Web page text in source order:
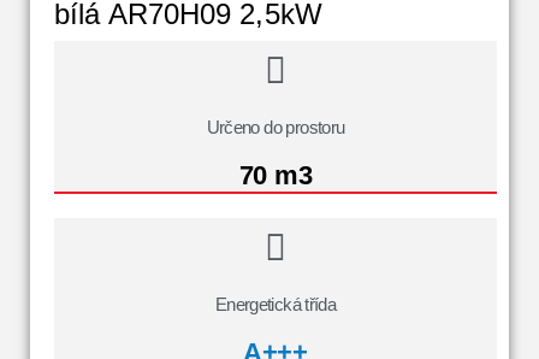
bílá AR70H09 2,5kW
Určeno do prostoru
70 m3
Energetická třída
A+++